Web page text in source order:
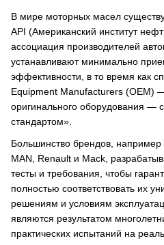
В мире моторных масел
API (Американский институт
ассоциация производителей
устанавливают минимально
эффективности, в то время как
Equipment Manufacturers (OEM)
оригинального оборудования —
стандартом».
Большинство брендов, например
MAN, Renault и Mack,
тесты и требования, чтобы
полностью соответствовать их
решениям и условиям
являются результатом
практических испытаний на